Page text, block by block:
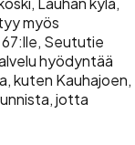
myös
Seututie
hyödyntää
kuten Kauhajoen,
jotta